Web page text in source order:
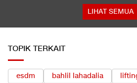
LIHAT SEMUA
TOPIK TERKAIT
esdm bahlil lahadalia